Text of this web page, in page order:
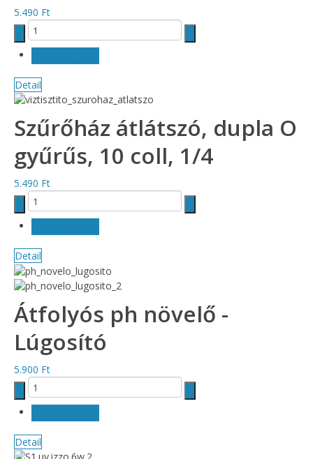
5.490 Ft
Detail
Szűrőház átlátszó, dupla O
gyűrűs, 10 coll, 1/4
5.490 Ft
Detail
Átfolyós ph növelő -
Lúgosító
5.900 Ft
Detail